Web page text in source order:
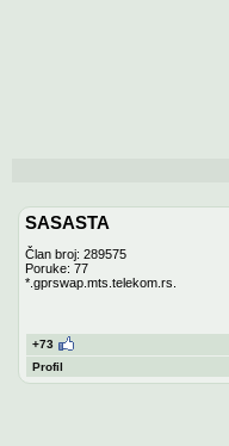
SASASTA
Član broj: 289575
Poruke: 77
*.gprswap.mts.telekom.rs.
+73
Profil